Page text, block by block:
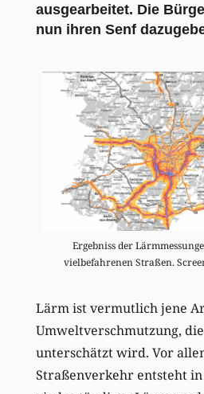
ausgearbeitet. Die
nun ihren Senf
Ergebniss der
vielbefahrenen Straßen.
Lärm ist vermutlich jene
Umweltverschmutzung,
unterschätzt wird. Vor
Straßenverkehr entsteht